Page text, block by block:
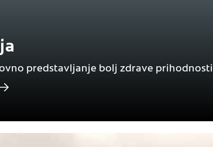
predstavljanje bolj zdrave prihodnosti